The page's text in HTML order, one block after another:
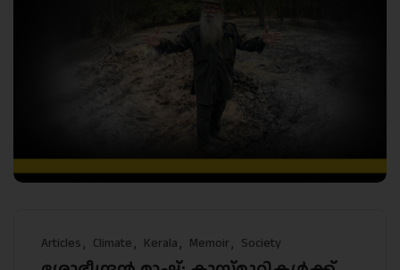
Articles Climate Kerala Memoir Society